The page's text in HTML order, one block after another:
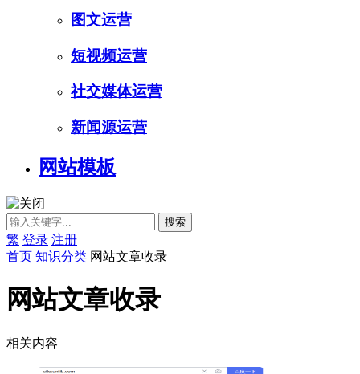
图文运营
短视频运营
社交媒体运营
新闻源运营
网站模板
繁 登录 注册
首页 知识分类 网站文章收录
网站文章收录
相关内容